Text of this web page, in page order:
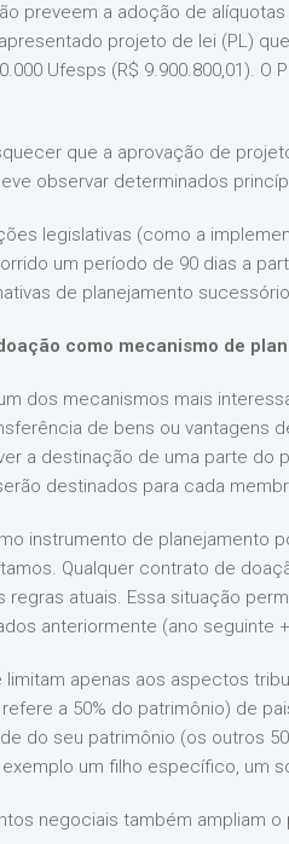
preveem a adoção de
projeto de lei (PL)
Ufesps (R$ 9.900.800,01).
que a aprovação de
observar determinados
legislativas (como a
um período de 90 dias a
de planejamento
como mecanismo de
dos mecanismos mais
de bens ou vantagens
a destinação de uma parte
destinados para cada
instrumento de planejamento
Qualquer contrato de
regras atuais. Essa situação
anteriormente (ano seguinte
limitam apenas aos aspectos
a 50% do patrimônio) de
do seu patrimônio (os outros
um filho específico, um
negociais também ampliam